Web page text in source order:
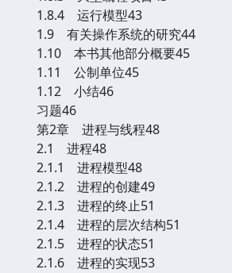
1.8.4 运行模型43
1.9 有关操作系统的研究44
1.10 本书其他部分概要45
1.11 公制单位45
1.12 小结46
习题46
第2章 进程与线程48
2.1 进程48
2.1.1 进程模型48
2.1.2 进程的创建49
2.1.3 进程的终止51
2.1.4 进程的层次结构51
2.1.5 进程的状态51
2.1.6 进程的实现53